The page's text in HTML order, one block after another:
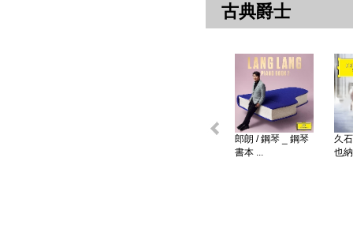
古典爵士
郎朗 / 鋼琴 _ 鋼琴
書本 ...
久
也